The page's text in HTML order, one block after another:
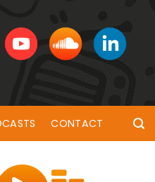
CONTACT